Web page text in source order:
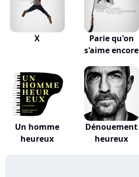
X
Parie qu'on
s'aime encore
Un homme
heureux
Dénouement
heureux